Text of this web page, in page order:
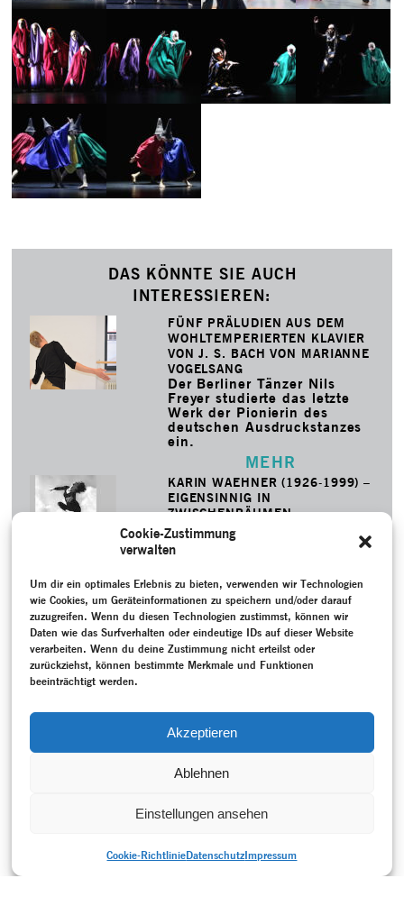
Cookie-Zustimmung
verwalten
Um dir ein optimales Erlebnis zu bieten, verwenden wir Technologien
wie Cookies, um Geräteinformationen zu speichern und/oder darauf
zuzugreifen. Wenn du diesen Technologien zustimmst, können wir
Daten wie das Surfverhalten oder eindeutige IDs auf dieser Website
verarbeiten. Wenn du deine Zustimmung nicht erteilst oder
zurückziehst, können bestimmte Merkmale und Funktionen
beeinträchtigt werden.
Akzeptieren
Ablehnen
Einstellungen ansehen
Cookie-RichtlinieDatenschutzImpressum
DAS KÖNNTE SIE AUCH
INTERESSIEREN:
FÜNF PRÄLUDIEN AUS DEM
WOHLTEMPERIERTEN KLAVIER
VON J. S. BACH VON MARIANNE
VOGELSANG
Der Berliner Tänzer Nils
Freyer studierte das letzte
Werk der Pionierin des
deutschen Ausdruckstanzes
ein.
MEHR
KARIN WAEHNER (1926-1999) –
EIGENSINNIG IN
ZWISCHENRÄUMEN
Das Projekt war der
ehemaligen Wigmanschülerin
Karin Waehner gewidmet,
Modernen Tanzes in
Frankreich gilt.
MEHR
SCHLAGWORTE
Aufzeichnung–Ausdruckstanz
Horn, Henrietta